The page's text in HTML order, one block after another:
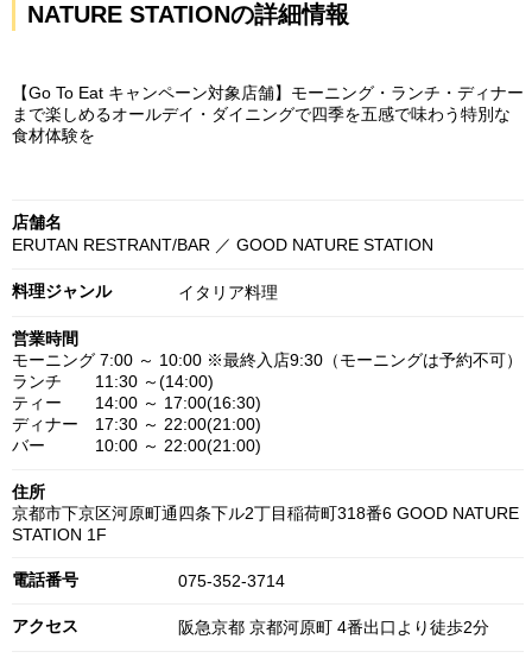
NATURE STATIONの詳細情報
【Go To Eat キャンペーン対象店舗】モーニング・ランチ・ディナー
まで楽しめるオールデイ・ダイニングで四季を五感で味わう特別な
食材体験を
店舗名
ERUTAN RESTRANT/BAR ／ GOOD NATURE STATION
料理ジャンル イタリア料理
営業時間
モーニング 7:00 ～ 10:00 ※最終入店9:30（モーニングは予約不可）
ランチ 11:30 ～(14:00)
ティー 14:00 ～ 17:00(16:30)
ディナー 17:30 ～ 22:00(21:00)
バー 10:00 ～ 22:00(21:00)
住所
京都市下京区河原町通四条下ル2丁目稲荷町318番6 GOOD NATURE
STATION 1F
電話番号 075-352-3714
アクセス 阪急京都 京都河原町 4番出口より徒歩2分